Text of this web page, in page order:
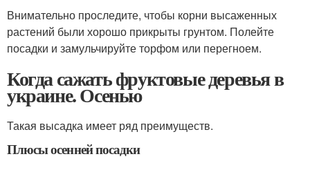
Внимательно проследите, чтобы корни высаженных
растений были хорошо прикрыты грунтом. Полейте
посадки и замульчируйте торфом или перегноем.
Когда сажать фруктовые деревья в
украине. Осенью
Такая высадка имеет ряд преимуществ.
Плюсы осенней посадки